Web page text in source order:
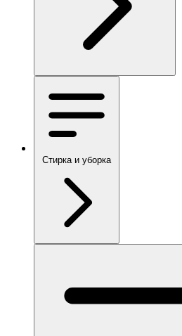
Стирка и уборка